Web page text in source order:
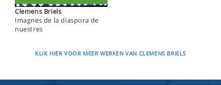
Clemens Briels
Imagnes de la diaspora de
nuestres
KLIK HIER VOOR MEER WERKEN VAN CLEMENS BRIELS